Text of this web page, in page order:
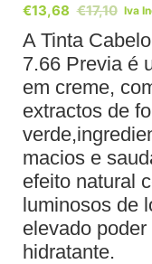
€17,10
€13,68 Iva
A Tinta
7.66 Previa é
em creme,
extractos de
macios e
efeito natural
luminosos de
elevado
hidratante.